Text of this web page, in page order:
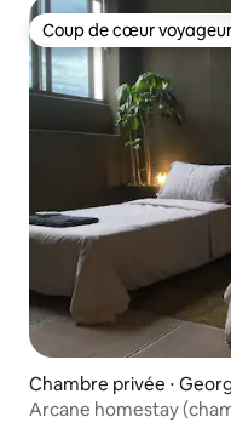
Coup de cœur
Coup de cœur
Chambre privée ⋅
Arcane homestay